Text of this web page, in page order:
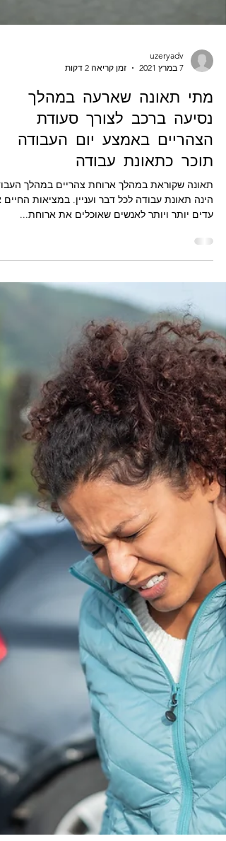
uzeryadv
מתי תאונה שארעה במהלך
נסיעה ברכב לצורך סעודת
הצהריים באמצע יום העבודה
תוכר כתאונת עבודה
הינה תאונת עבודה לכל דבר ועניין. במציאות החיים
עדים יותר ויותר לאנשים שאוכלים את ארוחת...